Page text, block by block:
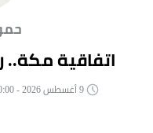
اتفاقية مكة..